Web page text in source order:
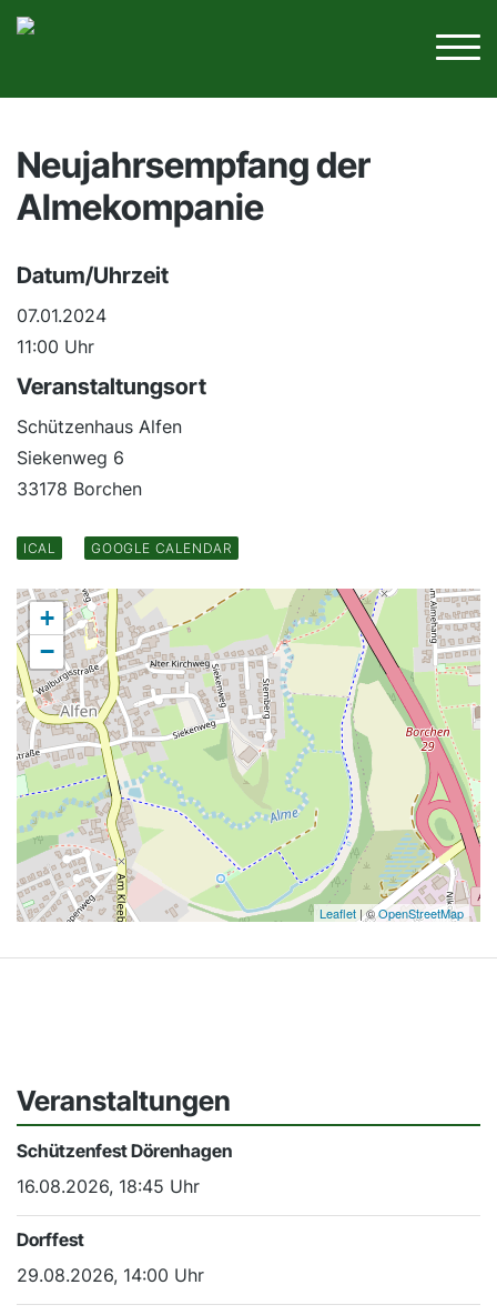
Neujahrsempfang der
Almekompanie
Datum/Uhrzeit
07.01.2024
11:00 Uhr
Veranstaltungsort
Schützenhaus Alfen
Siekenweg 6
33178 Borchen
ICAL GOOGLE CALENDAR
+
−
Leaflet | ©OpenStreetMap
Veranstaltungen
Schützenfest Dörenhagen
16.08.2026, 18:45 Uhr
Dorffest
29.08.2026, 14:00 Uhr